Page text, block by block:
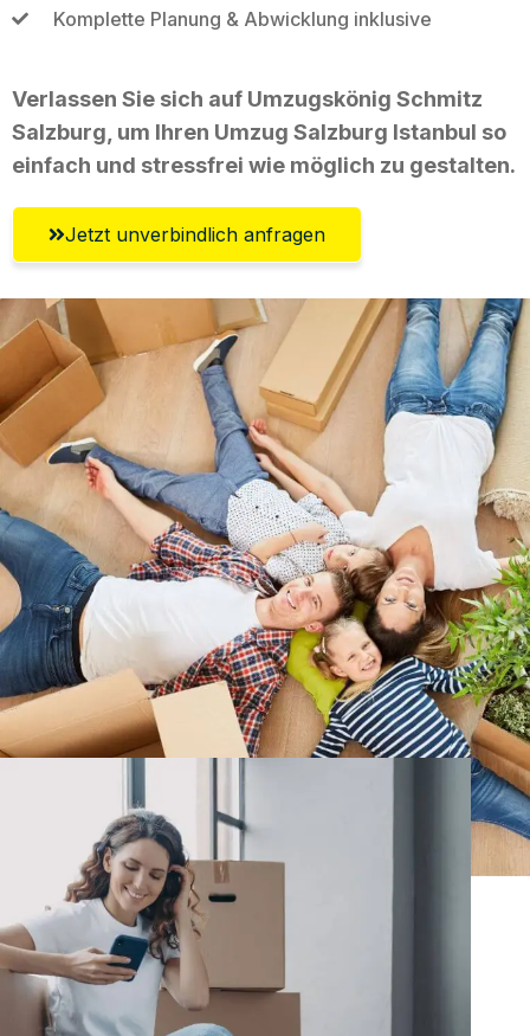
Komplette Planung & Abwicklung inklusive
Verlassen Sie sich auf Umzugskönig Schmitz
Salzburg, um Ihren Umzug Salzburg Istanbul so
einfach und stressfrei wie möglich zu gestalten.
Jetzt unverbindlich anfragen